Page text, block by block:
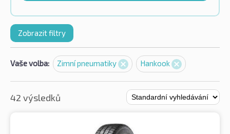
Zobrazit filtry
Vaše volba: Zimní pneumatiky Hankook
42 výsledků